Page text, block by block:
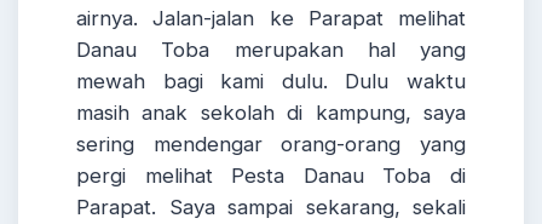
airnya. Jalan-jalan ke Parapat melihat
Danau Toba merupakan hal yang
mewah bagi kami dulu. Dulu waktu
masih anak sekolah di kampung, saya
sering mendengar orang-orang yang
pergi melihat Pesta Danau Toba di
Parapat. Saya sampai sekarang, sekali